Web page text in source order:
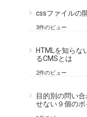
cssファイルの
3件のビュー
HTMLを知らな
るCMSとは
2件のビュー
目的別の問い
せない９個のポ